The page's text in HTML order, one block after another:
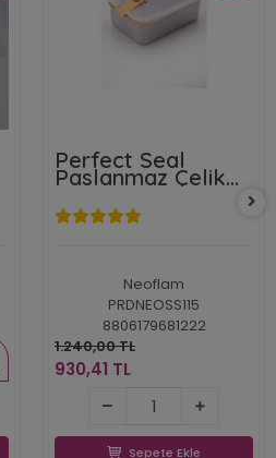
Perfect Seal
Paslanmaz Çelik
Saklama Kabı 1150
Ml.
Neoflam
PRDNEOSS115
8806179681222
1.240,00 TL
930,41 TL
Sepete Ekle